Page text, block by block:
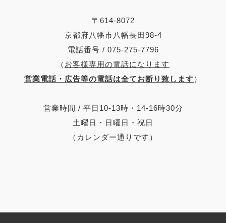
〒614-8072
京都府八幡市八幡長田98-4
電話番号 / 075-275-7796
（ お客様専用の電話になります
営業電話・広告等の電話は全てお断り致します）
営業時間 / 平日10-13時・14-16時30分
土曜日・日曜日・祝日
（カレンダー通りです）